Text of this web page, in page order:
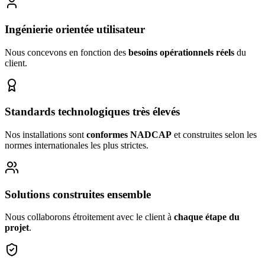
Ingénierie orientée utilisateur
Nous concevons en fonction des besoins opérationnels réels du
client.
Standards technologiques très élevés
Nos installations sont conformes NADCAP et construites selon les
normes internationales les plus strictes.
Solutions construites ensemble
Nous collaborons étroitement avec le client à chaque étape du
projet.